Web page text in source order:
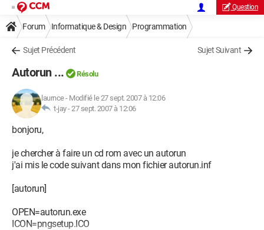
Question
Forum Informatique & Design Programmation
Sujet Précédent Sujet Suivant
Autorun ... Résolu
laurnce- Modifié le 27 sept. 2007 à 12:06
t-jay -27 sept. 2007 à 12:06
bonjoru,
je chercher à faire un cd rom avec un autorun
j'ai mis le code suivant dans mon fichier autorun.inf
[autorun]
OPEN=autorun.exe
ICON=pngsetup.ICO